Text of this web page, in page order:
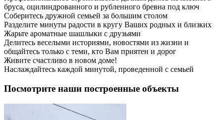
бруса, оцилиндрованного и рубленного бревна под ключ
Соберитесь дружной семьей за большим столом
Разделите минуты радости в кругу Ваших родных и близких
Жарьте ароматные шашлыки с друзьями
Делитесь веселыми историями, новостями из жизни и
общайтесь только с теми, кто Вам приятен и дорог
Живите счастливо в новом доме!
Наслаждайтесь каждой минутой, проведенной с семьей
Посмотрите наши построенные объекты